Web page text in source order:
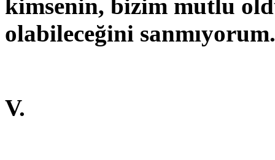
kimsenin, bizim mutlu
olabileceğini sanmıyorum.
V.